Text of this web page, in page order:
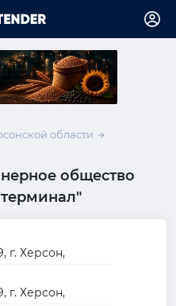
области
общество
г. Херсон,
г. Херсон,